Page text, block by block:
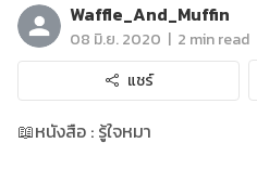
Waffle_And_Muffin
08 มิ.ย. 2020 | 2 min read
แชร์
📖หนังสือ : รู้ใจหมา